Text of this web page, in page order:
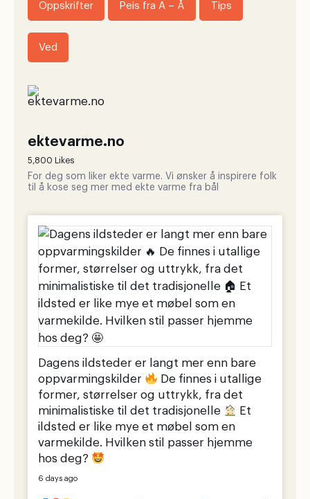
Oppskrifter Peis fra A – Å Tips
Ved
ektevarme.no
5,800 Likes
For deg som liker ekte varme. Vi ønsker å inspirere folk
til å kose seg mer med ekte varme fra bål
Dagens ildsteder er langt mer enn bare
oppvarmingskilder
De finnes i utallige
former, størrelser og uttrykk, fra det
minimalistiske til det tradisjonelle
Et
ildsted er like mye et møbel som en
varmekilde. Hvilken stil passer hjemme
hos deg?
6 days ago